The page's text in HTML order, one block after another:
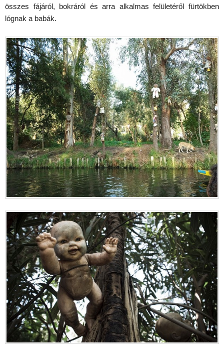
összes fájáról, bokráról és arra alkalmas felületéről fürtökben
lógnak a babák.